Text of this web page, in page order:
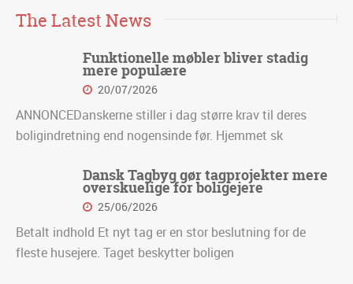
The Latest News
Funktionelle møbler bliver stadig
mere populære
20/07/2026
ANNONCEDanskerne stiller i dag større krav til deres
boligindretning end nogensinde før. Hjemmet sk
Dansk Tagbyg gør tagprojekter mere
overskuelige for boligejere
25/06/2026
Betalt indhold Et nyt tag er en stor beslutning for de
fleste husejere. Taget beskytter boligen